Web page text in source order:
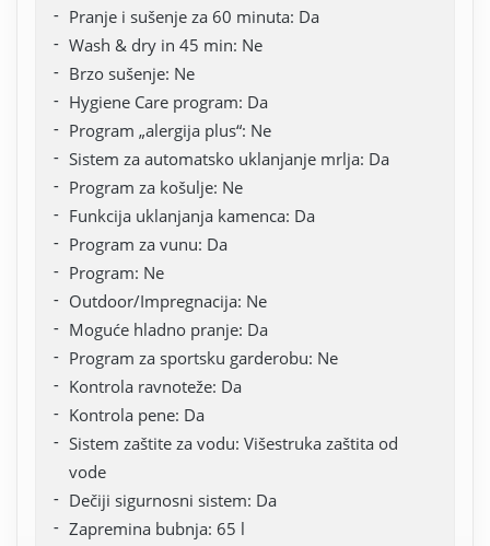
Pranje i sušenje za 60 minuta: Da
Wash & dry in 45 min: Ne
Brzo sušenje: Ne
Hygiene Care program: Da
Program „alergija plus“: Ne
Sistem za automatsko uklanjanje mrlja: Da
Program za košulje: Ne
Funkcija uklanjanja kamenca: Da
Program za vunu: Da
Program: Ne
Outdoor/Impregnacija: Ne
Moguće hladno pranje: Da
Program za sportsku garderobu: Ne
Kontrola ravnoteže: Da
Kontrola pene: Da
Sistem zaštite za vodu: Višestruka zaštita od
vode
Dečiji sigurnosni sistem: Da
Zapremina bubnja: 65 l